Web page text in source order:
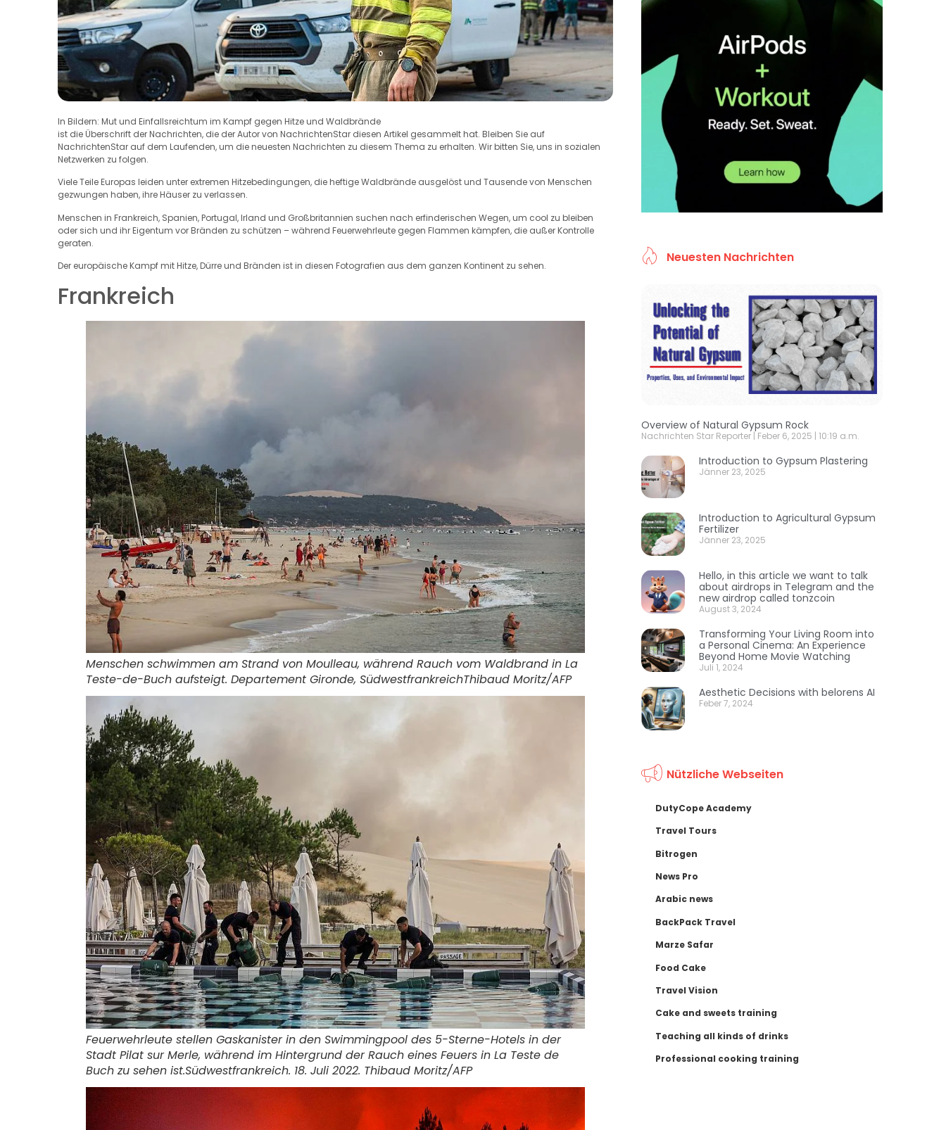
In Bildern: Mut und Einfallsreichtum im Kampf gegen Hitze und Waldbrände
ist die Überschrift der Nachrichten, die der Autor von NachrichtenStar diesen Artikel gesammelt hat. Bleiben Sie auf
NachrichtenStar auf dem Laufenden, um die neuesten Nachrichten zu diesem Thema zu erhalten. Wir bitten Sie, uns in sozialen
Netzwerken zu folgen.
Viele Teile Europas leiden unter extremen Hitzebedingungen, die heftige Waldbrände ausgelöst und Tausende von Menschen
gezwungen haben, ihre Häuser zu verlassen.
Menschen in Frankreich, Spanien, Portugal, Irland und Großbritannien suchen nach erfinderischen Wegen, um cool zu bleiben
oder sich und ihr Eigentum vor Bränden zu schützen – während Feuerwehrleute gegen Flammen kämpfen, die außer Kontrolle
geraten.
Der europäische Kampf mit Hitze, Dürre und Bränden ist in diesen Fotografien aus dem ganzen Kontinent zu sehen.
Frankreich
Menschen schwimmen am Strand von Moulleau, während Rauch vom Waldbrand in La
Teste-de-Buch aufsteigt. Departement Gironde, SüdwestfrankreichThibaud Moritz/AFP
Feuerwehrleute stellen Gaskanister in den Swimmingpool des 5-Sterne-Hotels in der
Stadt Pilat sur Merle, während im Hintergrund der Rauch eines Feuers in La Teste de
Buch zu sehen ist.Südwestfrankreich. 18. Juli 2022. Thibaud Moritz/AFP
Neuesten Nachrichten
Overview of Natural Gypsum Rock
Nachrichten Star Reporter Feber 6, 2025 10:19 a.m.
Introduction to Gypsum Plastering
Jänner 23, 2025
Introduction to Agricultural Gypsum
Fertilizer
Jänner 23, 2025
Hello, in this article we want to talk
about airdrops in Telegram and the
new airdrop called tonzcoin
August 3, 2024
Transforming Your Living Room into
a Personal Cinema: An Experience
Beyond Home Movie Watching
Juli 1, 2024
Aesthetic Decisions with belorens AI
Feber 7, 2024
Nützliche Webseiten
DutyCope Academy
Travel Tours
Bitrogen
News Pro
Arabic news
BackPack Travel
Marze Safar
Food Cake
Travel Vision
Cake and sweets training
Teaching all kinds of drinks
Professional cooking training